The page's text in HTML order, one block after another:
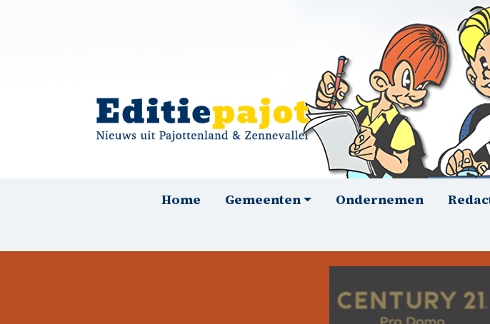
HoofdnavigatieHome Gemeenten Ondernemen